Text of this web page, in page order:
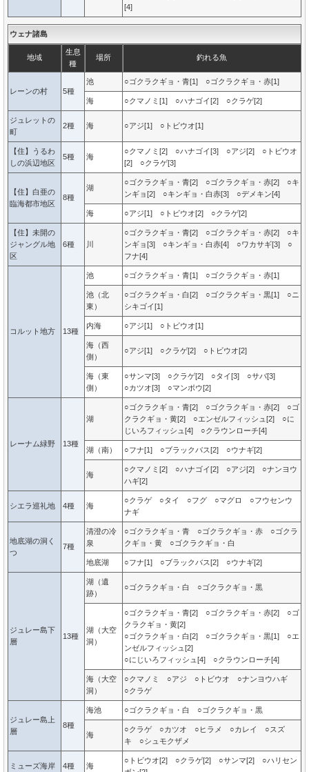
[4]
ウェナ諸島
地域
生息
種
場所 釣れる魚
レーンの村 5種
池 ○ゴクラクギョ・青[1] ○ゴクラクギョ・赤[1]
海 ○クマノミ[1] ○ハナゴイ[2] ○クラゲ[2]
ジュレットの
町
2種 海 ○アジ[1] ○トビウオ[1]
【住】うるわ
しの浜辺地区
5種 海
○クマノミ[2] ○ハナゴイ[3] ○アジ[2] ○トビウオ
[2] ○クラゲ[3]
【住】白亜の
臨海都市地区
8種
湖
○ゴクラクギョ・青[2] ○ゴクラクギョ・赤[2] ○キ
ンギョ[2] ○キンギョ・白赤[3] ○デメキン[4]
海 ○アジ[1] ○トビウオ[2] ○クラゲ[2]
【住】未開の
ジャングル地
区
6種 川
○ゴクラクギョ・青[2] ○ゴクラクギョ・赤[2] ○キ
ンギョ[3] ○キンギョ・白赤[4] ○ワカサギ[3] ○
フナ[4]
コルット地方 13種
池 ○ゴクラクギョ・青[1] ○ゴクラクギョ・赤[1]
池（北
東）
○ゴクラクギョ・白[2] ○ゴクラクギョ・黒[1] ○ニ
シキゴイ[1]
内海 ○アジ[1] ○トビウオ[1]
海（西
側）
○アジ[1] ○クラゲ[2] ○トビウオ[2]
海（東
側）
○サンマ[3] ○クラゲ[2] ○タイ[3] ○サバ[3]
○カツオ[3] ○マンボウ[2]
レーナム緑野 13種
湖
○ゴクラクギョ・青[2] ○ゴクラクギョ・赤[2] ○ゴ
クラクギョ・黄[2] ○エンゼルフィッシュ[2] ○に
じいろフィッシュ[4] ○クラウンローチ[4]
湖（南） ○フナ[1] ○ブラックバス[2] ○ウナギ[2]
海
○クマノミ[2] ○ハナゴイ[2] ○アジ[2] ○ナンヨウ
ハギ[2]
シエラ巡礼地 4種 海
○クラゲ ○タイ ○フグ ○マグロ ○フウセンウ
ナギ
地底湖の洞く
つ
7種
清澄の冷
泉
○ゴクラクギョ・青 ○ゴクラクギョ・赤 ○ゴクラ
クギョ・黄 ○ゴクラクギョ・白
地底湖 ○フナ[1] ○ブラックバス[2] ○ウナギ[2]
ジュレー島下
層
13種
湖（遺
跡）
○ゴクラクギョ・白 ○ゴクラクギョ・黒
湖（大空
洞）
○ゴクラクギョ・青[2] ○ゴクラクギョ・赤[2] ○ゴ
クラクギョ・黄[2]
○ゴクラクギョ・白[2] ○ゴクラクギョ・黒[1] ○エ
ンゼルフィッシュ[2]
○にじいろフィッシュ[4] ○クラウンローチ[4]
海（大空
洞）
○クマノミ ○アジ ○トビウオ ○ナンヨウハギ
○クラゲ
ジュレー島上
層
8種
海池 ○ゴクラクギョ・白 ○ゴクラクギョ・黒
海
○クラゲ ○カツオ ○ヒラメ ○カレイ ○スズ
キ ○シュモクザメ
ミューズ海岸 4種 海
○トビウオ[2] ○クラゲ[2] ○サンマ[2] ○ハリセン